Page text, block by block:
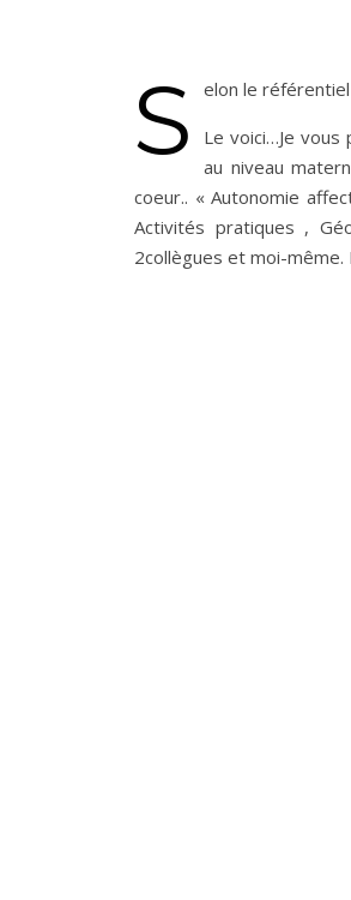
S
elon le
Le voici…Je
au niveau
coeur.. « Autonomie
Activités pratiques ,
2collègues et moi-même.